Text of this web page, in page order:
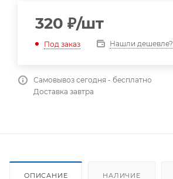
320 ₽/шт
Под заказ Нашли дешевле?
Самовывоз сегодня - бесплатно
Доставка завтра
ОПИСАНИЕ НАЛИЧИЕ